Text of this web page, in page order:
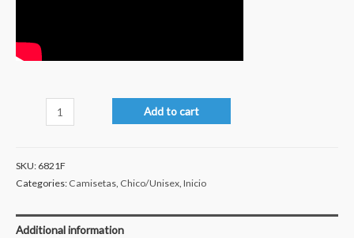
quantity
Add to cart
SKU: 6821F
Categories: Camisetas Chico/Unisex Inicio
Additional information